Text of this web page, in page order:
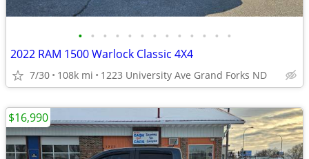
• • • • • • • • • • • • •
2022 RAM 1500 Warlock Classic 4X4
7/30 108k mi 1223 University Ave Grand Forks ND
$16,990